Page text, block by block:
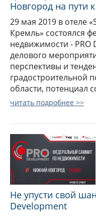
Новгород на пути
29 мая 2019 в отеле
Кремль» состоялся
недвижимости - PRO
делового
перспективы и
градостроительной
области, потенциал
читать подробнее >>
Не упусти свой
Development